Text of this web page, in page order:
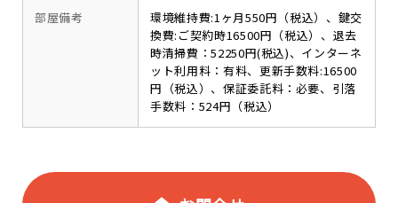
部屋備考
環境維持費:1ヶ月550円（税込）、鍵交
換費:ご契約時16500円（税込）、退去
時清掃費：52250円(税込)、インターネ
ット利用料：有料、更新手数料:16500
円（税込）、保証委託料：必要、引落
手数料：524円（税込）